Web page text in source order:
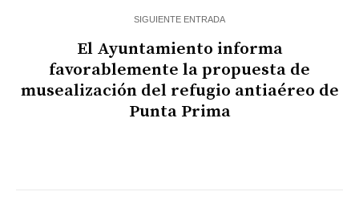
SIGUIENTE ENTRADA
El Ayuntamiento informa
favorablemente la propuesta de
musealización del refugio antiaéreo de
Punta Prima